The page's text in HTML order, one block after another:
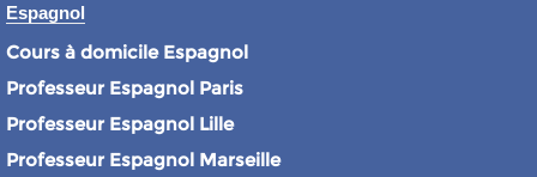
Espagnol
Cours à domicile Espagnol
Professeur Espagnol Paris
Professeur Espagnol Lille
Professeur Espagnol Marseille